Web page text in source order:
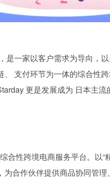
是一家以客户需求为导向，
支付环节为一体的综合性
更是发展成为 日本主流
合性跨境电商服务平台。以
合作伙伴提供商品协同管